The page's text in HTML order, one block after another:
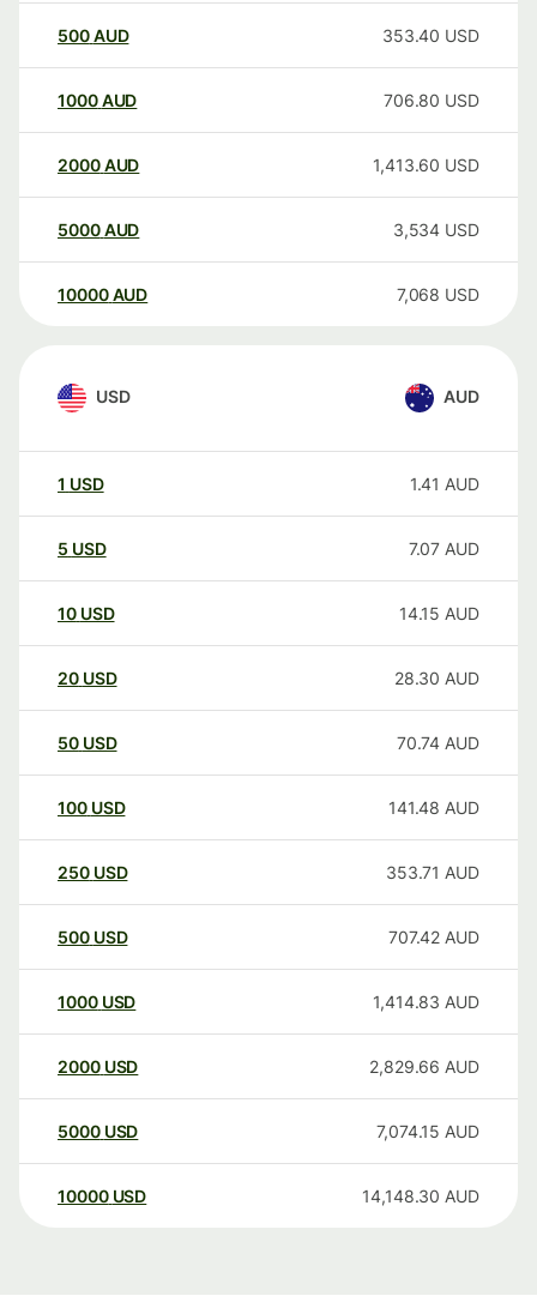
500AUD 353.40 USD
1000AUD 706.80 USD
2000AUD 1,413.60 USD
5000AUD 3,534 USD
10000 AUD 7,068 USD
USD AUD
1 USD 1.41 AUD
5 USD 7.07 AUD
10 USD 14.15 AUD
20 USD 28.30 AUD
50 USD 70.74 AUD
100 USD 141.48 AUD
250 USD 353.71 AUD
500 USD 707.42 AUD
1000 USD 1,414.83 AUD
2000 USD 2,829.66 AUD
5000 USD 7,074.15 AUD
10000 USD 14,148.30 AUD